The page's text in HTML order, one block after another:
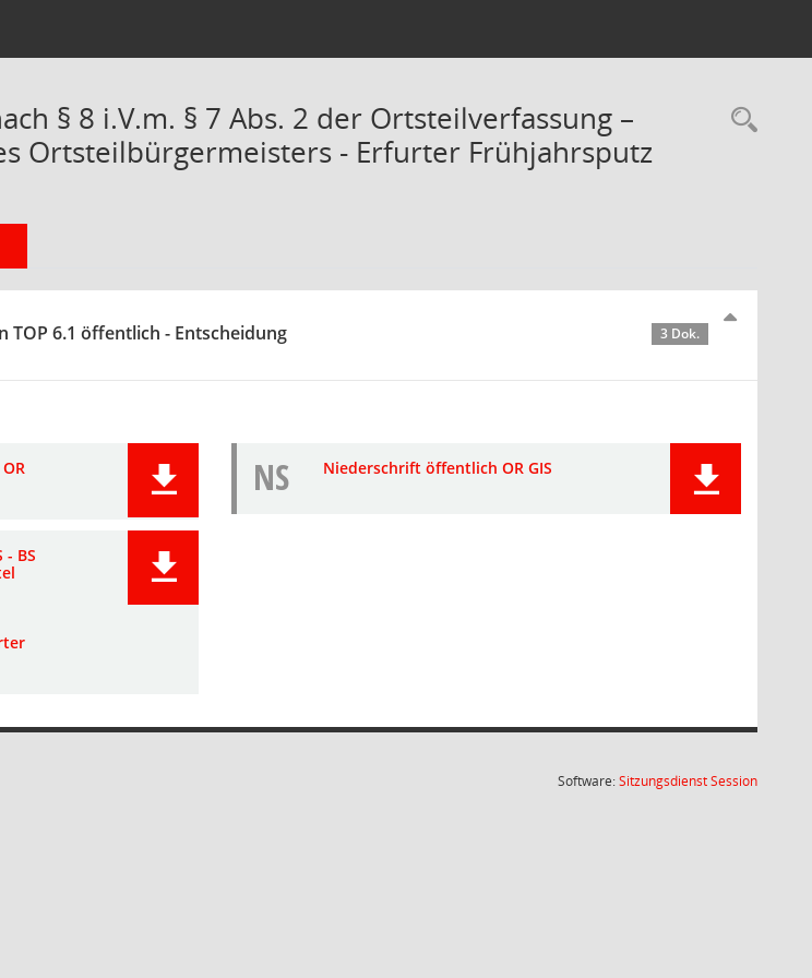
§ 8 i.V.m. § 7 Abs. 2 der Ortsteilverfassung –
Ortsteilbürgermeisters - Erfurter Frühjahrsputz
TOP 6.1 öffentlich - Entscheidung 3 Dok.
NS Niederschrift öffentlich OR GIS
- BS
Software:SitzungsdienstSession(Wird in